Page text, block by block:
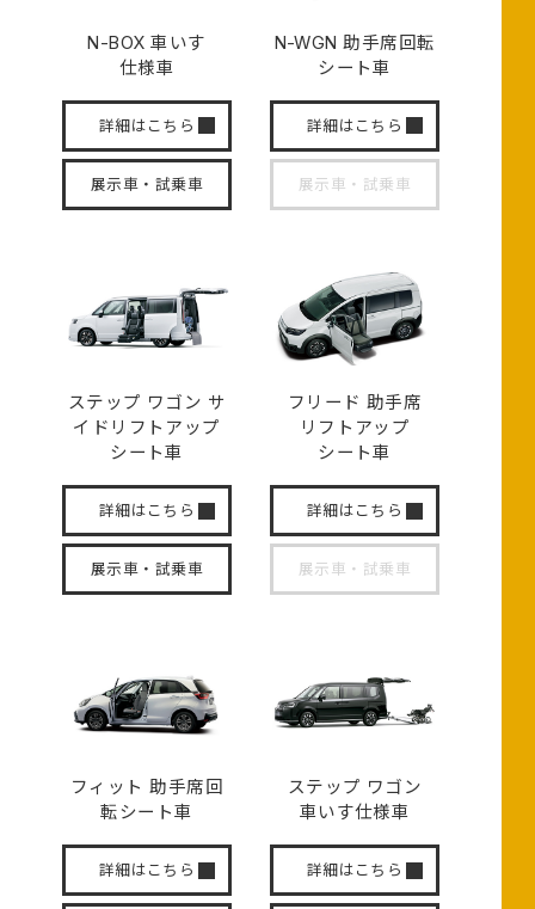
N-BOX車いす
仕様車
詳細はこちら
展示車・試乗車
N-WGN 助手席回転
シート車
詳細はこちら
展示車・試乗車
ステップ ワゴン サ
イド リフトアップ
シート車
詳細はこちら
展示車・試乗車
フリード 助手席
リフトアップ
シート車
詳細はこちら
展示車・試乗車
フィット 助手席回
転シート車
詳細はこちら
ステップ ワゴン
車いす仕様車
詳細はこちら